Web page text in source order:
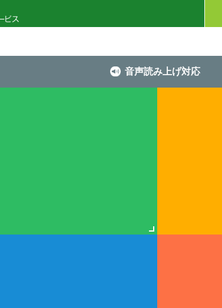
音声読み上げ対応